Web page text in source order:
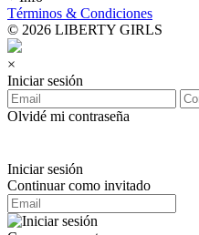
Términos & Condiciones
© 2026 LIBERTY GIRLS
×
Iniciar sesión
Olvidé mi contraseña
Iniciar sesión
Continuar como invitado